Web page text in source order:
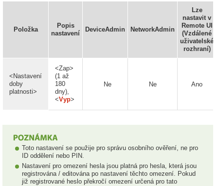
Položka
Popis
nastavení
DeviceAdmin NetworkAdmin
Lze
nastavit v
Remote UI
(Vzdálené
uživatelské
rozhraní)
<Nastavení
doby
platnosti>
<Zap>
(1 až
180
dny),
<Vyp>
Ne Ne Ano
Toto nastavení se použije pro správu osobního ověření, ne pro
ID oddělení nebo PIN.
Nastavení pro omezení hesla jsou platná pro hesla, která jsou
registrována / editována po nastavení těchto omezení. Pokud
již registrované heslo překročí omezení určená pro tato